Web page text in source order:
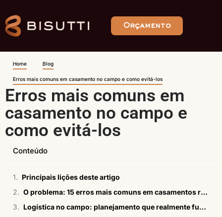
Orçamento
Home Blog
Erros mais comuns em casamento no campo e como evitá-los
Erros mais comuns em
casamento no campo e
como evitá-los
Conteúdo
Principais lições deste artigo
O problema: 15 erros mais comuns em casamentos realizados em fazendas
Logística no campo: planejamento que realmente funciona